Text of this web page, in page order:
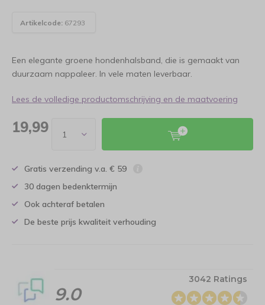
Artikelcode: 67293
Een elegante groene hondenhalsband, die is gemaakt van
duurzaam nappaleer. In vele maten leverbaar.
Lees de volledige productomschrijving en de maatvoering
19,99
Gratis verzending v.a. € 59
30 dagen bedenktermijn
Ook achteraf betalen
De beste prijs kwaliteit verhouding
9.0
3042 Ratings